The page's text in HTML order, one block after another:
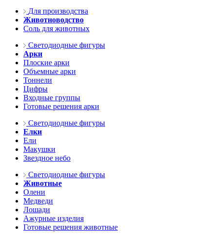
Для производства
Животноводство
Соль для животных
Светодиодные фигуры
Арки
Плоские арки
Объемные арки
Тоннели
Цифры
Входные группы
Готовые решения арки
Светодиодные фигуры
Елки
Ели
Макушки
Звездное небо
Светодиодные фигуры
Животные
Олени
Медведи
Лошади
Ажурные изделия
Готовые решения животные